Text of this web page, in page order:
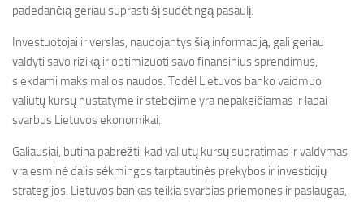
padedančią geriau suprasti šį sudėtingą pasaulį.
Investuotojai ir verslas, naudojantys šią informaciją, gali geriau
valdyti savo riziką ir optimizuoti savo finansinius sprendimus,
siekdami maksimalios naudos. Todėl Lietuvos banko vaidmuo
valiutų kursų nustatyme ir stebėjime yra nepakeičiamas ir labai
svarbus Lietuvos ekonomikai.
Galiausiai, būtina pabrėžti, kad valiutų kursų supratimas ir valdymas
yra esminė dalis sėkmingos tarptautinės prekybos ir investicijų
strategijos. Lietuvos bankas teikia svarbias priemones ir paslaugas,